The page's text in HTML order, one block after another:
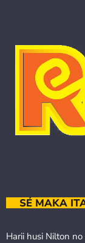
SÉ MAKA
Harii husi Nilton